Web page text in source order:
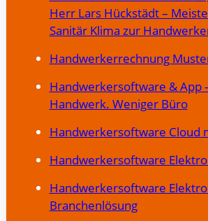
Herr Lars Hückstädt –
Sanitär Klima zur
Handwerkerrechnung
Handwerkersoftware & App
Handwerk. Weniger Büro
Handwerkersoftware Cloud
Handwerkersoftware
Handwerkersoftware
Branchenlösung